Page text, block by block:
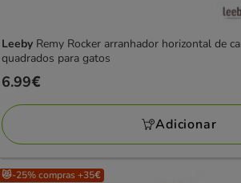
Leeby Remy Rocker arranhador horizontal de
quadrados para gatos
Preço
6.99€
6.99€
Adicionar
😻-25% compras +35€